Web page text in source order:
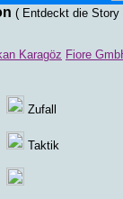
( Entdeckt die Story
Karagöz Fiore
Zufall
Taktik